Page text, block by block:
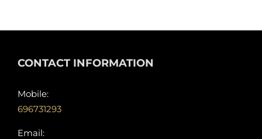
CONTACT INFORMATION
Mobile:
696731293
Email: